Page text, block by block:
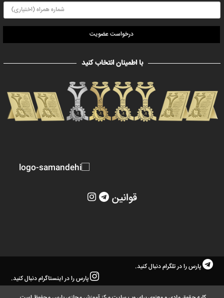
درخواست عضویت
با اطمینان انتخاب کنید
قوانین
پارس را در تلگرام دنبال کنید.
پارس را در اینستاگرام دنبال کنید.